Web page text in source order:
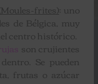
frites): uno
de Bélgica, muy
centro histórico.
son crujientes
Se pueden
frutas o azúcar